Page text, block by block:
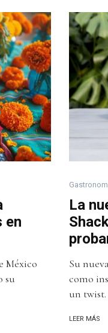
en
México
su
La
Su
como
un twist.
LEER MÁS